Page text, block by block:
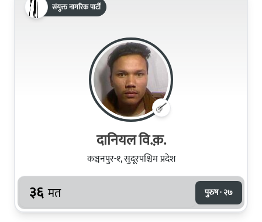
संयुक्त नागरिक पार्टी
दानियल वि.क़.
कञ्चनपुर-१, सुदूरपश्चिम प्रदेश
३६ मत पुरुष · २७